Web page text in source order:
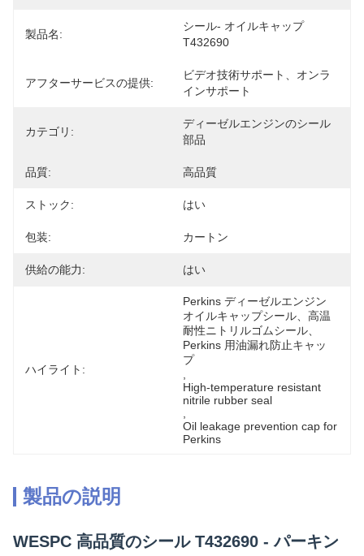
製品名:
シール- オイルキャップ
T432690
アフターサービスの提供:
ビデオ技術サポート、オンラ
インサポート
カテゴリ:
ディーゼルエンジンのシール
部品
品質: 高品質
ストック: はい
包装: カートン
供給の能力: はい
ハイライト:
Perkins ディーゼルエンジン
オイルキャップシール、高温
耐性ニトリルゴムシール、
Perkins 用油漏れ防止キャッ
プ
High-temperature resistant
nitrile rubber seal
Oil leakage prevention cap for
Perkins
製品の説明
WESPC 高品質のシール T432690 - パーキン